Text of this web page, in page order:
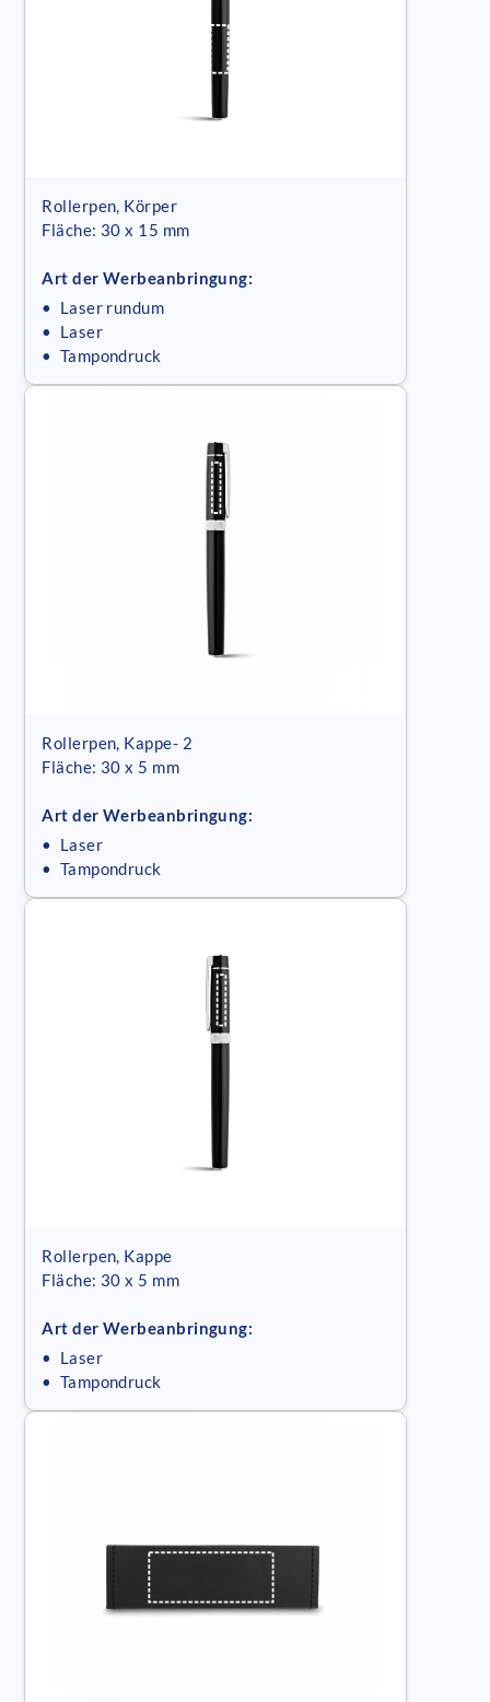
Rollerpen, Körper
Fläche: 30 x 15 mm
Art der Werbeanbringung:
• Laser rundum
• Laser
• Tampondruck
Rollerpen, Kappe- 2
Fläche: 30 x 5 mm
Art der Werbeanbringung:
• Laser
• Tampondruck
Rollerpen, Kappe
Fläche: 30 x 5 mm
Art der Werbeanbringung:
• Laser
• Tampondruck